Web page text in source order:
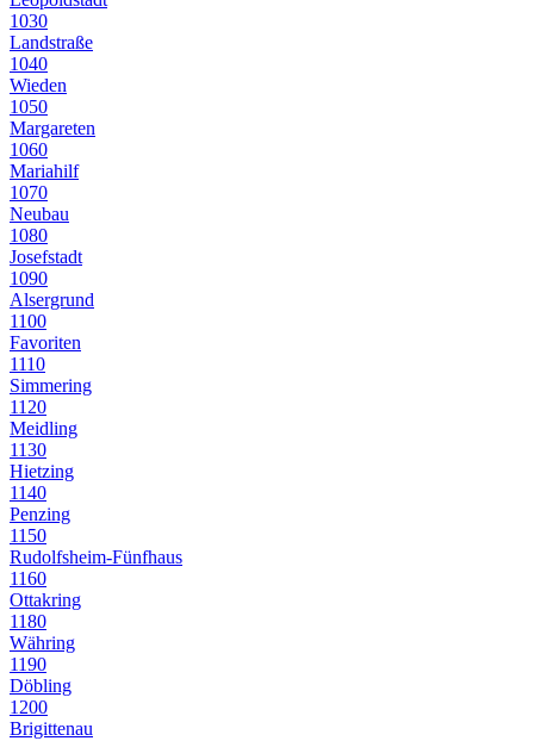
1030
Landstraße
1040
Wieden
1050
Margareten
1060
Mariahilf
1070
Neubau
1080
Josefstadt
1090
Alsergrund
1100
Favoriten
1110
Simmering
1120
Meidling
1130
Hietzing
1140
Penzing
1150
Rudolfsheim-Fünfhaus
1160
Ottakring
1180
Währing
1190
Döbling
1200
Brigittenau